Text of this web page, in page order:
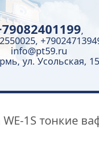
,
info@pt59.ru
ул. Усольская, 15
1S тонкие